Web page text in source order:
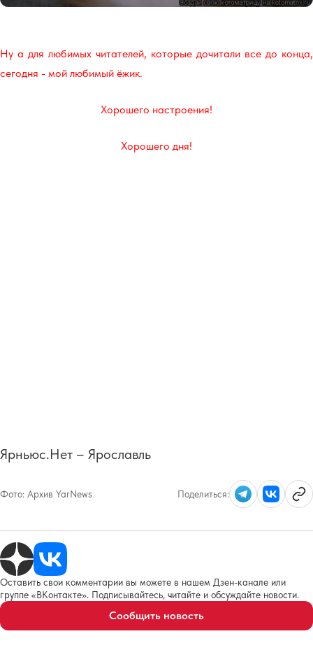
Ну а для любимых читателей, которые дочитали все до конца,
сегодня - мой любимый ёжик.
Хорошего настроения!
Хорошего дня!
Ярньюс.Нет – Ярославль
Фото: Архив YarNews Поделиться:
Оставить свои комментарии вы можете в нашем Дзен-канале или
группе «ВКонтакте». Подписывайтесь, читайте и обсуждайте новости.
Сообщить новость